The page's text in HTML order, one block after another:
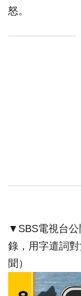
怒。
▼SBS電視台
錄，用字遣詞
聞）